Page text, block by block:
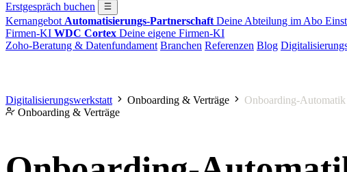
Erstgespräch buchen
Kernangebot Automatisierungs-Partnerschaft Deine Abteilung im Abo
Firmen-KI WDC Cortex Deine eigene Firmen-KI
Zoho-Beratung & Datenfundament Branchen Referenzen Blog
Digitalisierungswerkstatt Onboarding & Verträge
Onboarding-Automatik
Onboarding & Verträge